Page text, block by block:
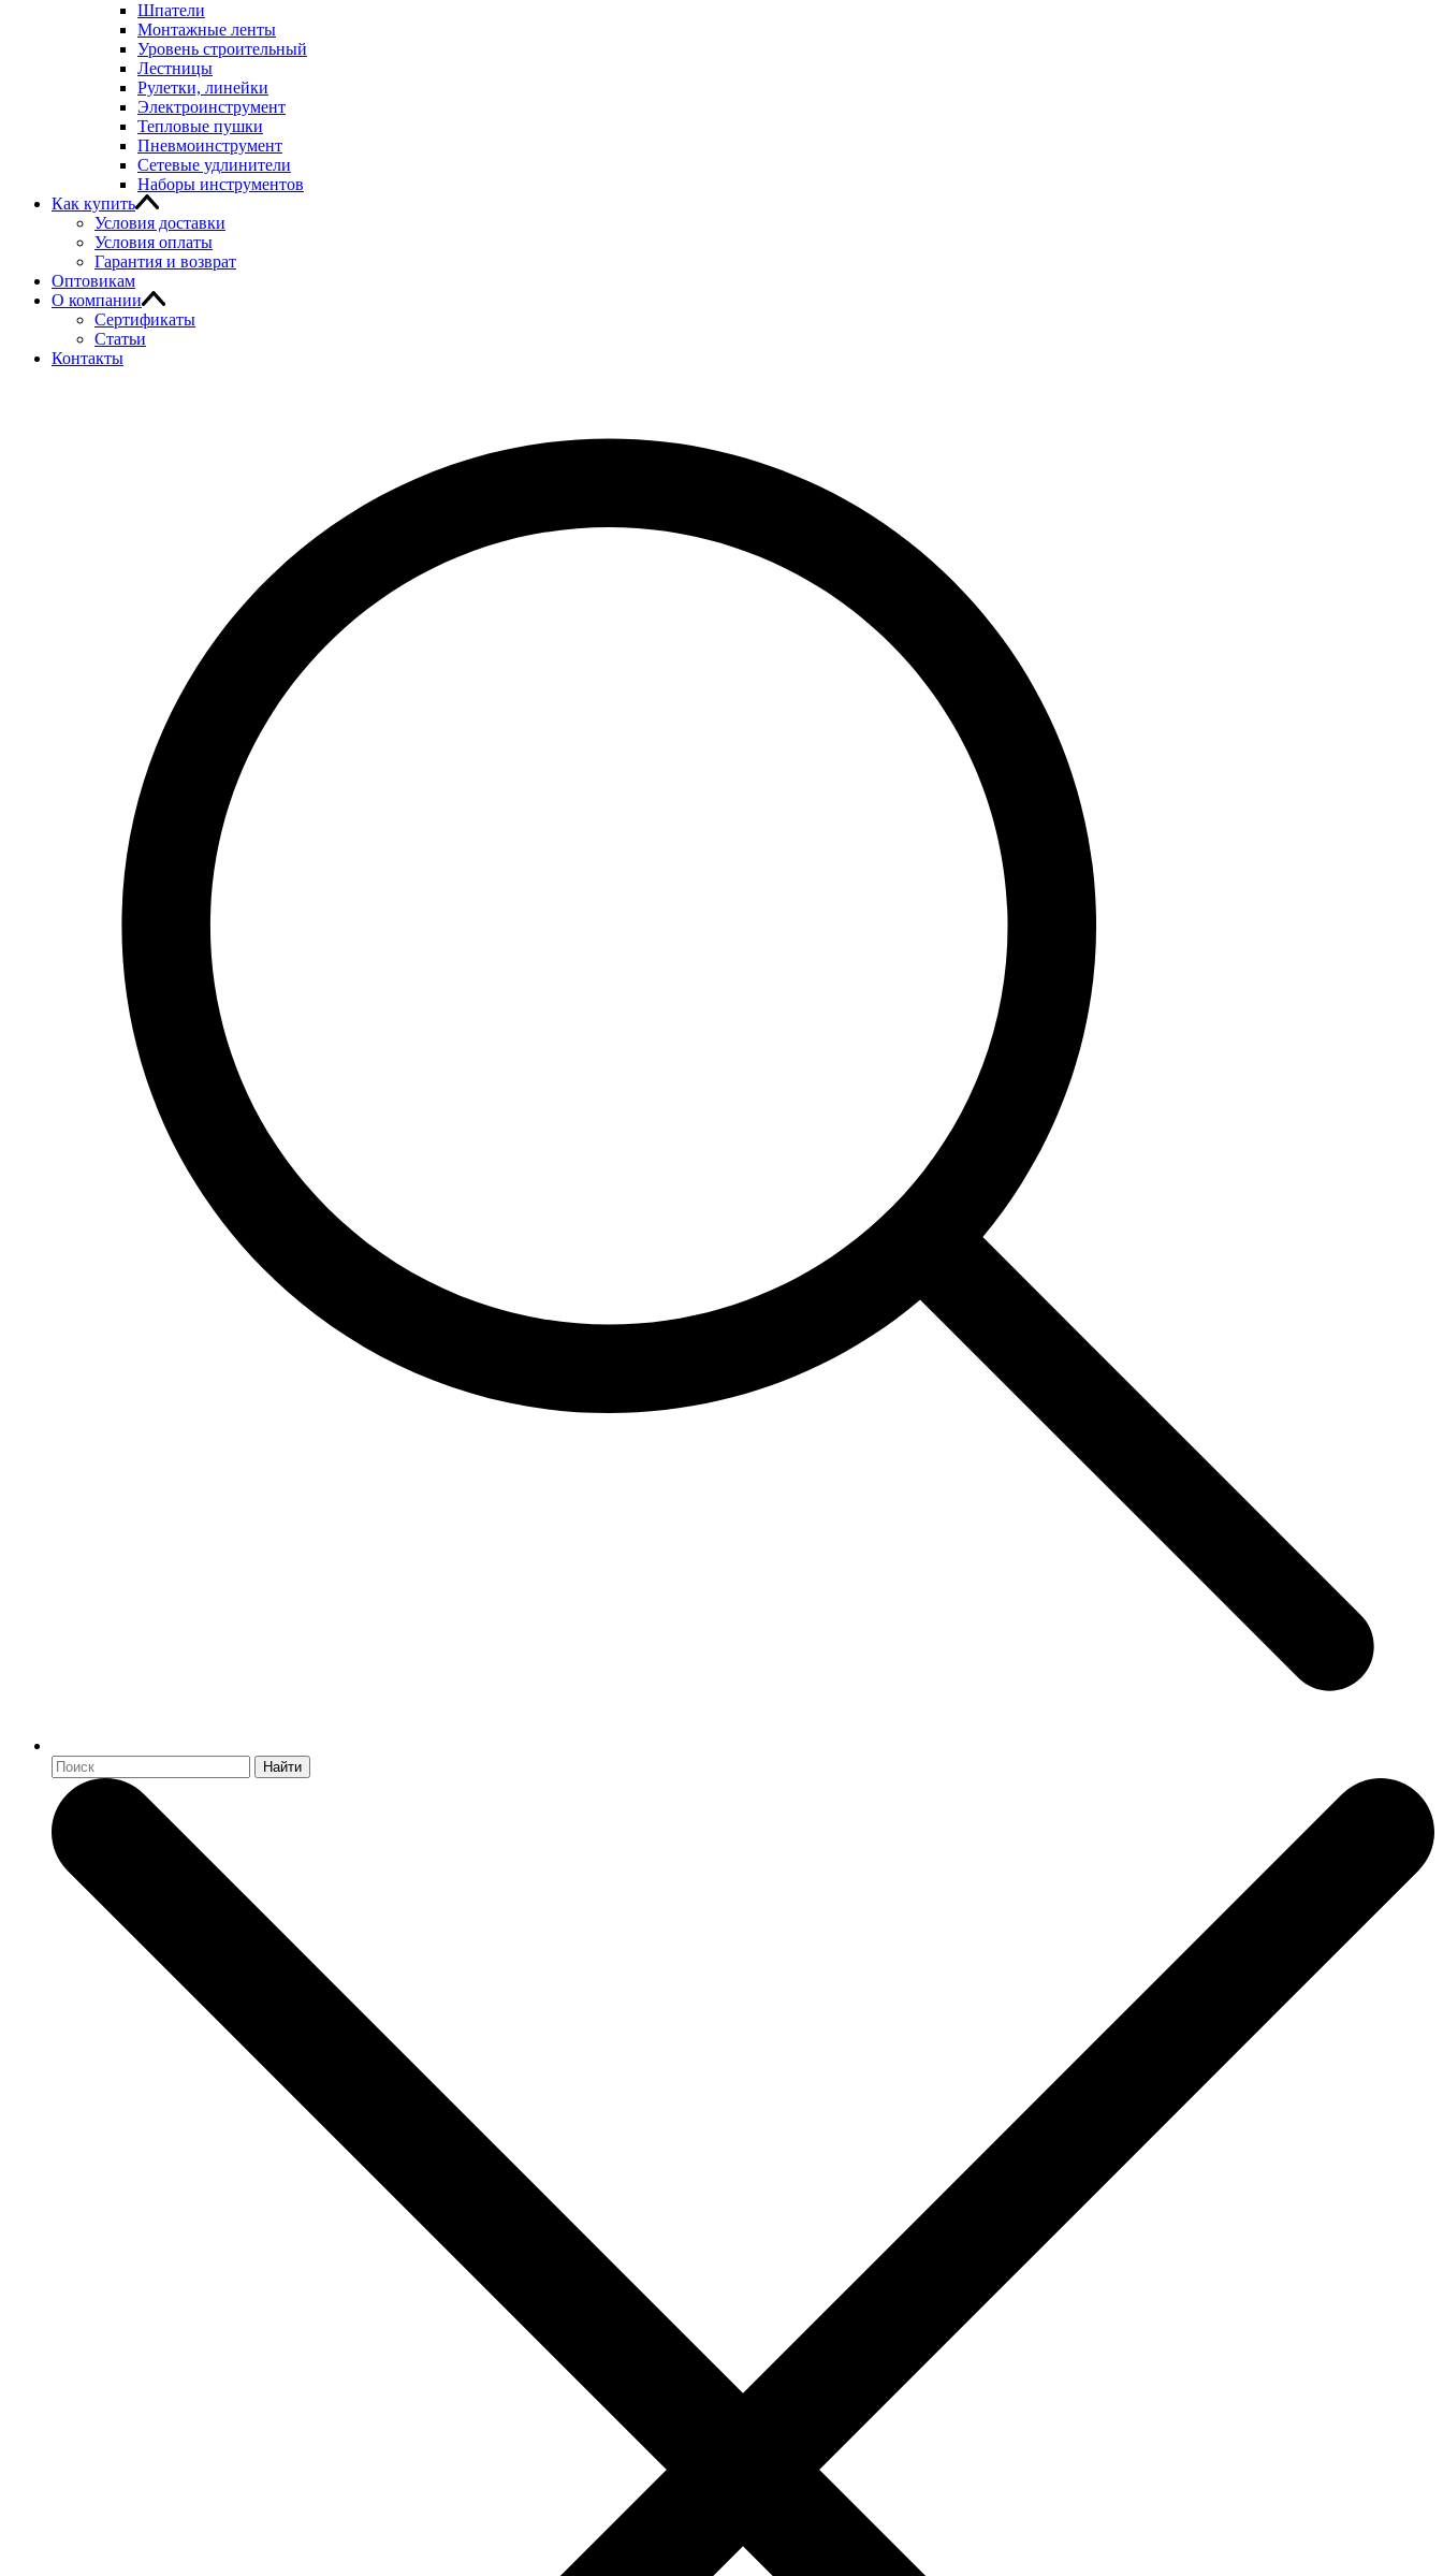
Шпатели
Монтажные ленты
Уровень строительный
Лестницы
Рулетки, линейки
Электроинструмент
Тепловые пушки
Пневмоинструмент
Сетевые удлинители
Наборы инструментов
Как купить
Условия доставки
Условия оплаты
Гарантия и возврат
Оптовикам
О компании
Сертификаты
Статьи
Контакты
Найти